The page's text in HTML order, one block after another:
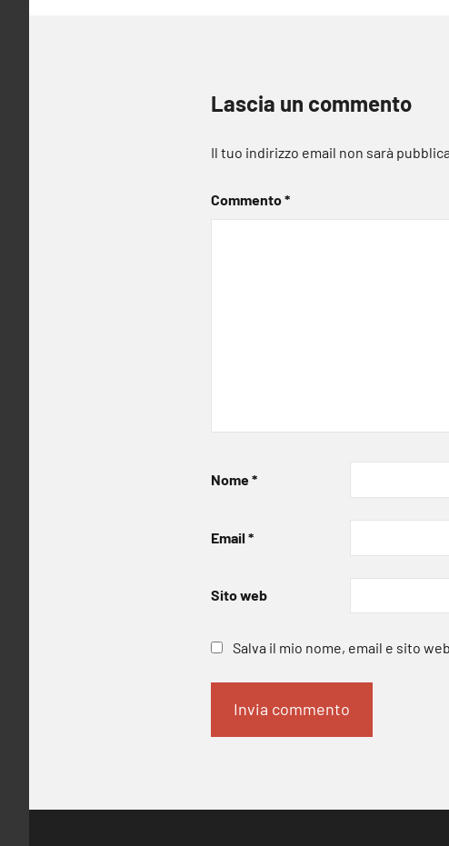
Lascia un commento
Il tuo indirizzo email non sarà
Commento*
Nome*
Email *
Sito web
Salva il mio nome, email e sito